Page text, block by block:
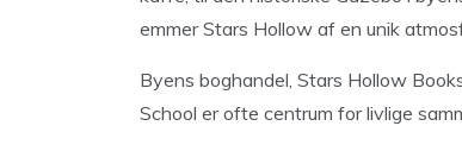
emmer Stars Hollow af en unik
Byens boghandel, Stars Hollow
School er ofte centrum for livlige